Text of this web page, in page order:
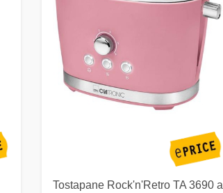
Tostapane Rock'n'Retro TA 3690 a